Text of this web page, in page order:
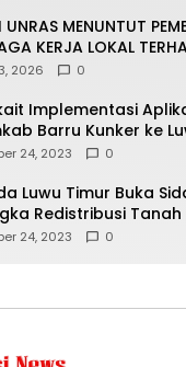
UNRAS MENUNTUT
KERJA LOKAL
LESTARI
2026 0
Implementasi
Barru Kunker ke
24, 2023 0
Luwu Timur Buka
Redistribusi Tanah
24, 2023 0